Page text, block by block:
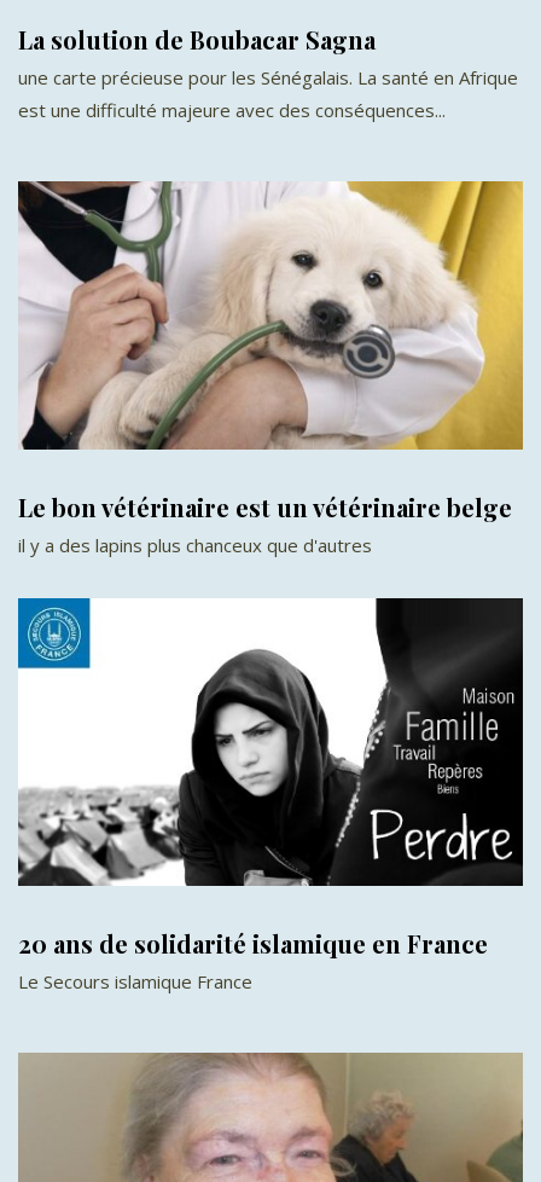
La solution de Boubacar Sagna
une carte précieuse pour les Sénégalais. La santé en Afrique
est une difficulté majeure avec des conséquences...
Le bon vétérinaire est un vétérinaire belge
il y a des lapins plus chanceux que d'autres
20 ans de solidarité islamique en France
Le Secours islamique France